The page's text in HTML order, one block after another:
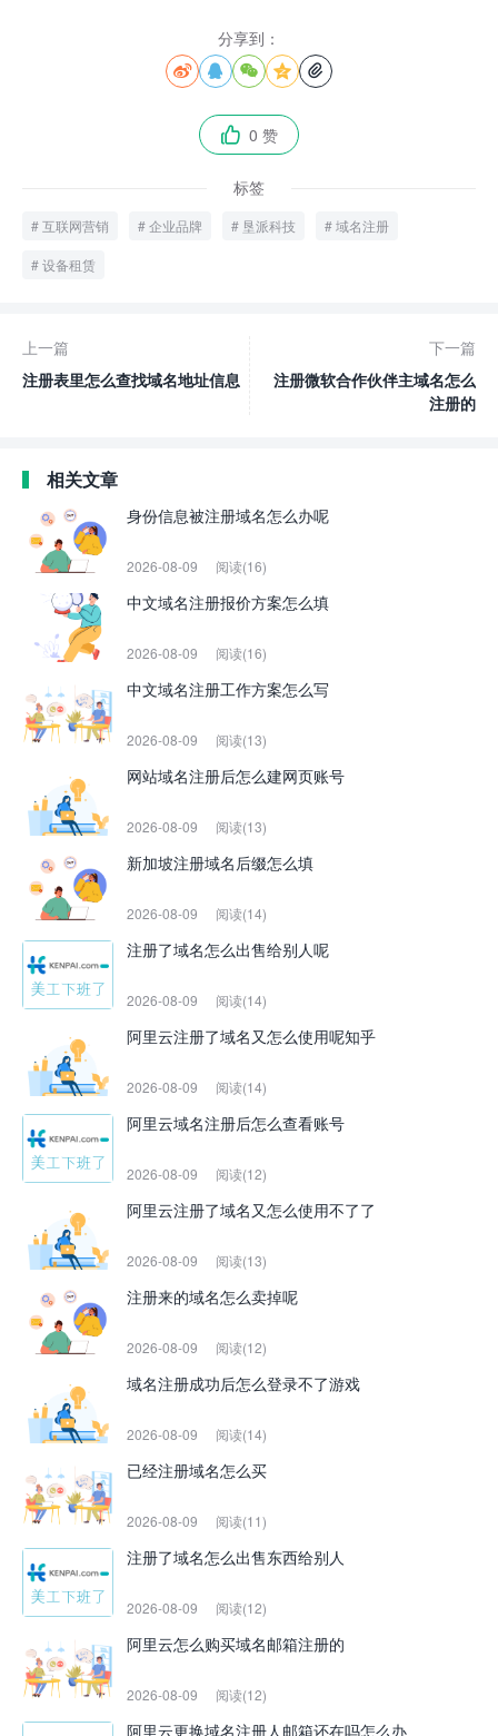
分享到：
    
 0 赞
标签
互联网营销 企业品牌 垦派科技 域名注册
设备租赁
上一篇
注册表里怎么查找域名地址信息
下一篇
注册微软合作伙伴主域名怎么
注册的
相关文章
身份信息被注册域名怎么办呢
2026-08-09 阅读(16)
中文域名注册报价方案怎么填
2026-08-09 阅读(16)
中文域名注册工作方案怎么写
2026-08-09 阅读(13)
网站域名注册后怎么建网页账号
2026-08-09 阅读(13)
新加坡注册域名后缀怎么填
2026-08-09 阅读(14)
注册了域名怎么出售给别人呢
2026-08-09 阅读(14)
阿里云注册了域名又怎么使用呢知乎
2026-08-09 阅读(14)
阿里云域名注册后怎么查看账号
2026-08-09 阅读(12)
阿里云注册了域名又怎么使用不了了
2026-08-09 阅读(13)
注册来的域名怎么卖掉呢
2026-08-09 阅读(12)
域名注册成功后怎么登录不了游戏
2026-08-09 阅读(14)
已经注册域名怎么买
2026-08-09 阅读(11)
注册了域名怎么出售东西给别人
2026-08-09 阅读(12)
阿里云怎么购买域名邮箱注册的
2026-08-09 阅读(12)
阿里云更换域名注册人邮箱还在吗怎么办